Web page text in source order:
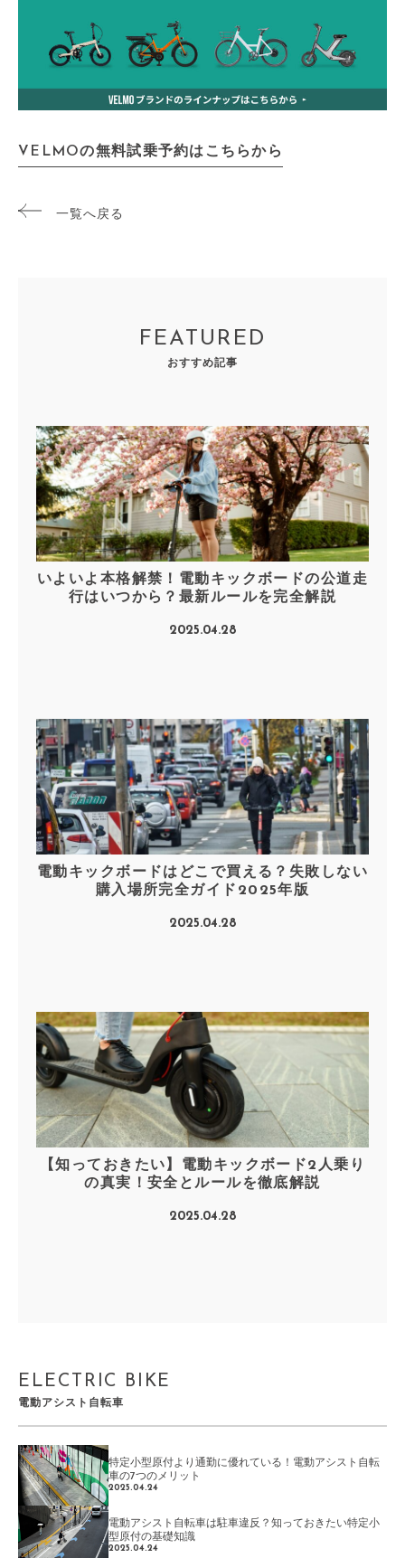
VELMOの無料試乗予約はこちらから
一覧へ戻る
FEATURED
おすすめ記事
いよいよ本格解禁！電動キックボードの公道走
行はいつから？最新ルールを完全解説
2025.04.28
電動キックボードはどこで買える？失敗しない
購入場所完全ガイド2025年版
2025.04.28
【知っておきたい】電動キックボード2人乗り
の真実！安全とルールを徹底解説
2025.04.28
ELECTRIC BIKE
電動アシスト自転車
特定小型原付より通勤に優れている！電動アシスト自転
車の7つのメリット
2025.04.24
電動アシスト自転車は駐車違反？知っておきたい特定小
型原付の基礎知識
2025.04.24